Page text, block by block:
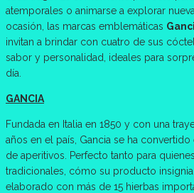
atemporales o animarse a explorar
ocasión, las marcas emblemáticas
invitan a brindar con cuatro de sus
sabor y personalidad, ideales para
día.
GANCIA
Fundada en Italia en 1850 y con una
años en el país, Gancia se ha
de aperitivos. Perfecto tanto para
tradicionales, cómo su producto insignia
elaborado con más de 15 hierbas